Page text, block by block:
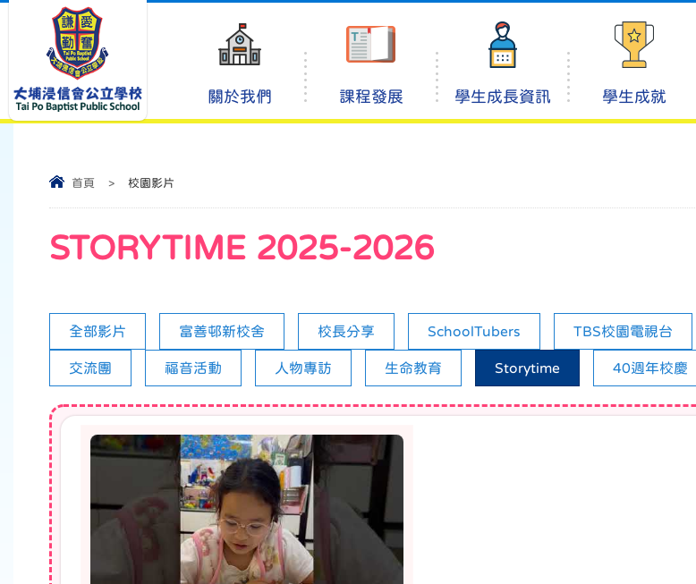
關於我們 課程發展 學生成長資訊 學生成就
首頁 > 校園影片
STORYTIME 2025-2026
全部影片 富善邨新校舍 校長分享 SchoolTubers TBS校園電視台
交流團 福音活動 人物專訪 生命教育 Storytime 40週年校慶